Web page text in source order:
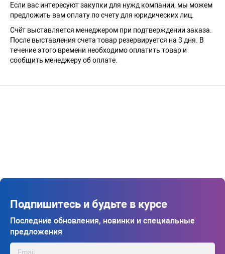
Если вас интересуют закупки для нужд компании, мы можем
предложить вам оплату по счету для юридических лиц.
Счёт выставляется менеджером при подтверждении заказа.
После выставления счета товар резервируется на 3 дня. В
течение этого времени необходимо оплатить товар и
сообщить менеджеру об оплате.
Подпишитесь и будьте в курсе
Последние обновления, новинки и специальные
предложения